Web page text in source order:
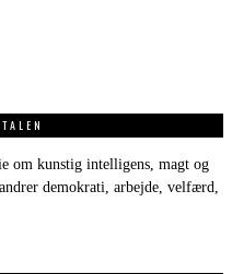
om kunstig intelligens, magt og
demokrati, arbejde, velfærd,